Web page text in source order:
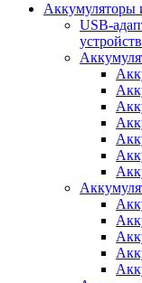
Аккумуляторы
USB-
устройств